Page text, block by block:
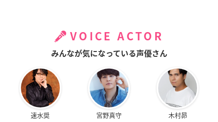
VOICE ACTOR
みんなが気になっている声優さん
速水奨 宮野真守 木村昴